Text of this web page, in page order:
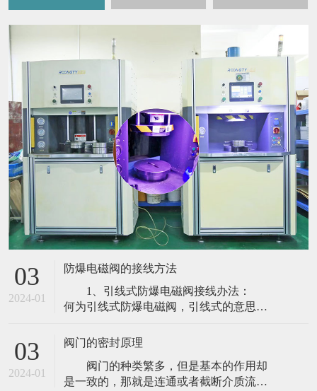
03
2024-01
防爆电磁阀的接线方法
1、引线式防爆电磁阀接线办法：
何为引线式防爆电磁阀，引线式的意思是
线的长度一般为1.5米左右、部份出线出厂
线，引线式是一条三芯线︰三芯线分为黄
色、赤色、(绿/
03
2024-01
阀门的密封原理
阀门的种类繁多，但是基本的作用却
是一致的，那就是连通或者截断介质流。